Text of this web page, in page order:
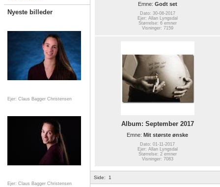
Nyeste billeder
Ejer: Claus Bagger Christensen
Ejer: Claus Bagger Christensen
Emne: Godt set
Dato: 30-08-2017
Ejer: Allan Lyngsdal
Størrelse: 6 emner
Visninger: 7159
Album: September 2017
Emne: Mit største ønske
Dato: 01-11-2017
Ejer: Allan Lyngsdal
Størrelse: 2 emner
Visninger: 7083
Side: 1